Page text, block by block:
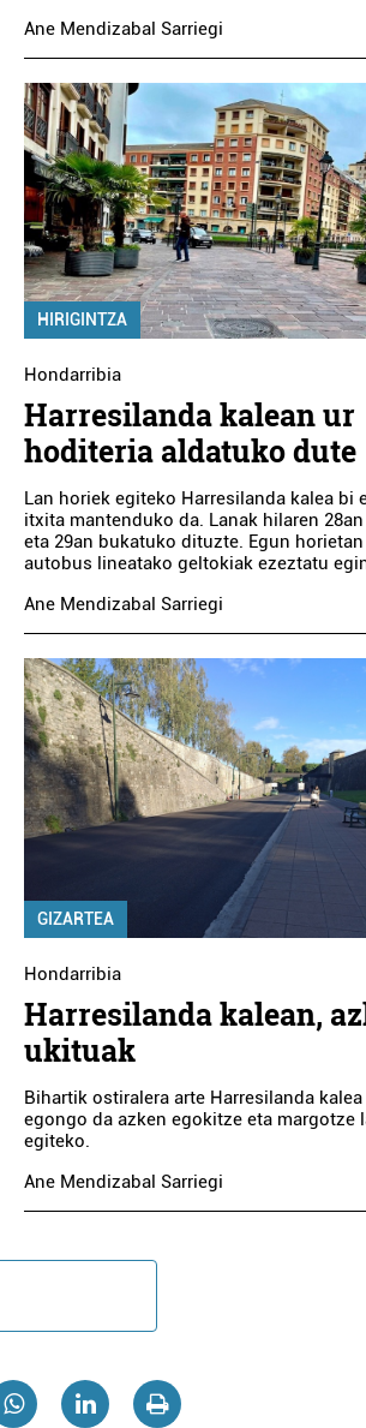
Ane Mendizabal Sarriegi
HIRIGINTZA
Hondarribia
Harresilanda kalean ur
hoditeria aldatuko dute
Lan horiek egiteko Harresilanda kalea bi
itxita mantenduko da. Lanak hilaren
eta 29an bukatuko dituzte. Egun
autobus lineatako geltokiak ezeztatu
Ane Mendizabal Sarriegi
GIZARTEA
Hondarribia
Harresilanda kalean,
ukituak
Bihartik ostiralera arte Harresilanda
egongo da azken egokitze eta margotze
egiteko.
Ane Mendizabal Sarriegi
Osasungintza
AITON-ETXE
ZENTROA
Oiartzun